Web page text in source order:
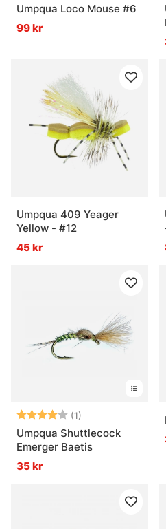
Umpqua Loco Mouse #6
99 kr
Umpqua 409 Yeager
Yellow - #12
45 kr
Betyg: (1)
4.0 utav 5 stjärnor
Umpqua Shuttlecock
Emerger Baetis
35 kr